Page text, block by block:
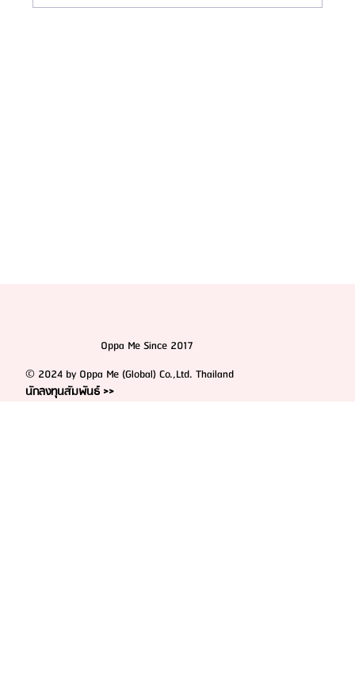
Oppa Me Since 2017
© 2024 by Oppa Me (Global) Co.,Ltd. Thailand
นักลงทุนสัมพันธ์ >>